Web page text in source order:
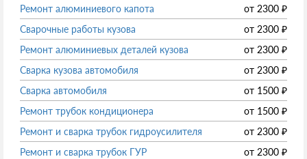
Ремонт алюминиевого капота
от 2300 ₽
Сварочные работы кузова
от 2300 ₽
Ремонт алюминиевых деталей кузова
от 2300 ₽
Сварка кузова автомобиля
от 2300 ₽
Сварка автомобиля
от 1500 ₽
Ремонт трубок кондиционера
от 1500 ₽
Ремонт и сварка трубок гидроусилителя
от 2300 ₽
Ремонт и сварка трубок ГУР
от 2300 ₽